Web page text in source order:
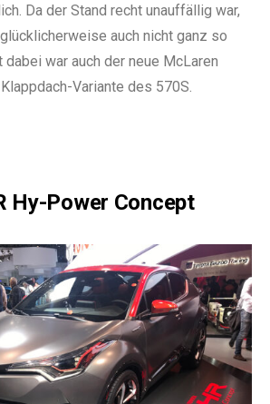
Da der Stand recht unauffällig war,
auch nicht ganz so
war auch der neue McLaren
Variante des 570S.
Hy-Power Concept